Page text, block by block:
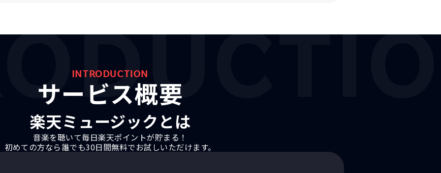
INTRODUCTION
サービス概要
楽天ミュージックとは
音楽を聴いて毎日楽天ポイントが貯まる！
初めての方なら誰でも30日間無料でお試しいただけます。